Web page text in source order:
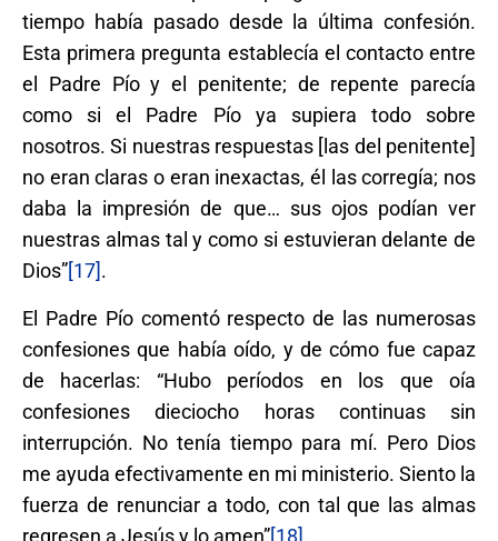
tiempo había pasado desde la última confesión.
Esta primera pregunta establecía el contacto entre
el Padre Pío y el penitente; de repente parecía
como si el Padre Pío ya supiera todo sobre
nosotros. Si nuestras respuestas [las del penitente]
no eran claras o eran inexactas, él las corregía; nos
daba la impresión de que… sus ojos podían ver
nuestras almas tal y como si estuvieran delante de
Dios”[17].
El Padre Pío comentó respecto de las numerosas
confesiones que había oído, y de cómo fue capaz
de hacerlas: “Hubo períodos en los que oía
confesiones dieciocho horas continuas sin
interrupción. No tenía tiempo para mí. Pero Dios
me ayuda efectivamente en mi ministerio. Siento la
fuerza de renunciar a todo, con tal que las almas
regresen a Jesús y lo amen”[18].